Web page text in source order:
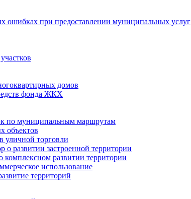
при предоставлении муниципальных услуг
домов
фонда ЖКХ
по муниципальным маршрутам
объектов
уличной торговли
развитии застроенной территории
комплексном развитии территории
использование
территорий